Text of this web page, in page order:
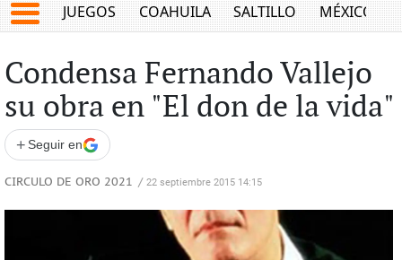
JUEGOS COAHUILA SALTILLO MÉXICO
Condensa Fernando Vallejo
su obra en "El don de la vida"
+ Seguir en
CIRCULO DE ORO 2021 / 22 septiembre 2015 14:15